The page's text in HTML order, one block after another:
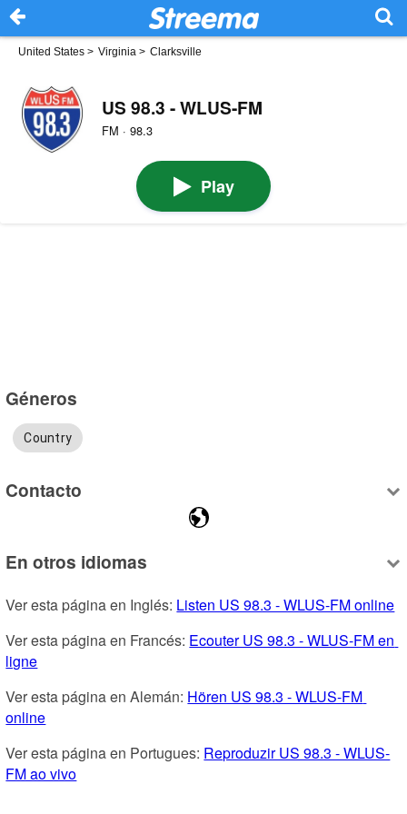
United States > Virginia > Clarksville
US 98.3 - WLUS-FM
FM · 98.3
Play
Géneros
Country
Contacto
En otros idiomas
Ver esta página en Inglés: Listen US 98.3 - WLUS-FM online
Ver esta página en Francés: Ecouter US 98.3 - WLUS-FM en
ligne
Ver esta página en Alemán: Hören US 98.3 - WLUS-FM
online
Ver esta página en Portugues: Reproduzir US 98.3 - WLUS-
FM ao vivo